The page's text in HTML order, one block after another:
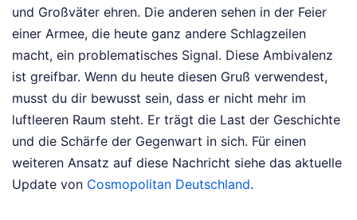
und Großväter ehren. Die anderen sehen in der Feier
einer Armee, die heute ganz andere Schlagzeilen
macht, ein problematisches Signal. Diese Ambivalenz
ist greifbar. Wenn du heute diesen Gruß verwendest,
musst du dir bewusst sein, dass er nicht mehr im
luftleeren Raum steht. Er trägt die Last der Geschichte
und die Schärfe der Gegenwart in sich. Für einen
weiteren Ansatz auf diese Nachricht siehe das aktuelle
Update von Cosmopolitan Deutschland.